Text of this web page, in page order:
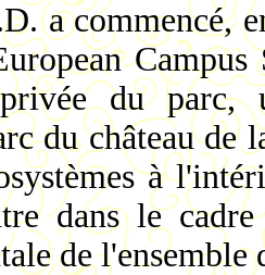
a commencé,
Campus
du parc,
du château de
à
dans le
de l'ensemble